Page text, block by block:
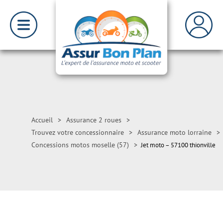
Accueil > Assurance 2 roues >
Trouvez votre concessionnaire > Assurance moto lorraine >
Concessions motos moselle (57)
> Jet moto – 57100 thionville